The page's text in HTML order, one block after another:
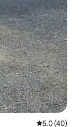
Calificación
5.0 (40)